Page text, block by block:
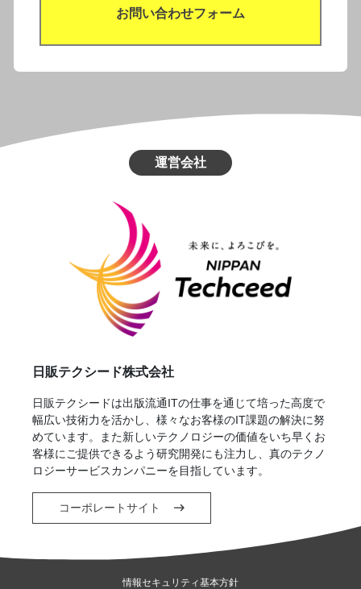
お問い合わせフォーム
運営会社
日販テクシード株式会社
日販テクシードは出版流通ITの仕事を通じて培った高度で
幅広い技術力を活かし、様々なお客様のIT課題の解決に努
めています。また新しいテクノロジーの価値をいち早くお
客様にご提供できるよう研究開発にも注力し、真のテクノ
ロジーサービスカンパニーを目指しています。
コーポレートサイト
情報セキュリティ基本方針